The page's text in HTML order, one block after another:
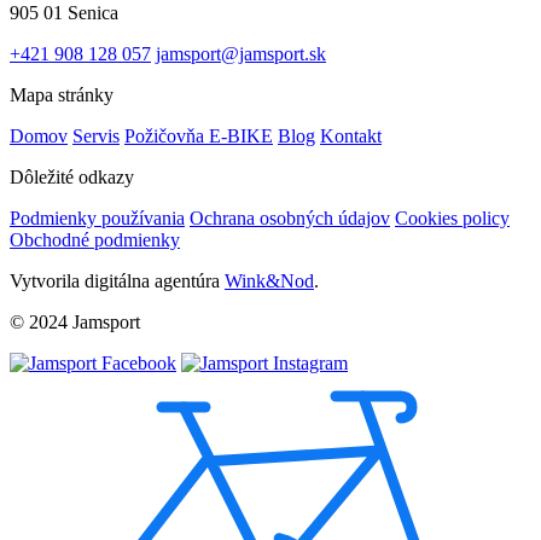
905 01 Senica
+421 908 128 057 jamsport@jamsport.sk
Mapa stránky
Domov Servis Požičovňa E-BIKE Blog Kontakt
Dôležité odkazy
Podmienky používania Ochrana osobných údajov Cookies policy
Obchodné podmienky
Vytvorila digitálna agentúra Wink&Nod.
© 2024 Jamsport